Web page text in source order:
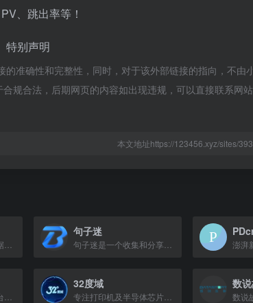
、跳出率等！
特别声明
准确性和完整性，同时，对于该外部链接的指向，不由
规合法，后期网页的内容如出现违规，可以直接联系网
本文地址https://123456.xyz/sites/
专注移动互联网与大数据领域的市场研究和数据交流平台。
句子迷
句子迷是一个收集和分享优美句子的网站，提供各类经典、励志、唯美语录。
32度域
专注打印机及半导体芯片产业的垂直媒体与服务平台
数